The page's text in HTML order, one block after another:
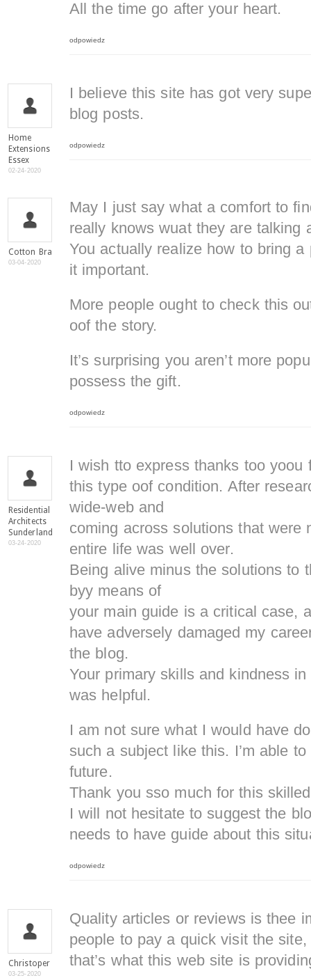
All the time go after your heart.
odpowiedz
Home
Extensions
Essex
02-24-2020
I believe this site has got very
blog posts.
odpowiedz
Cotton Bra
03-04-2020
May I just say what a comfort to
really knows wuat they are talking
You actually realize how to bring
it important.
More people ought to check this
oof the story.
It’s surprising you aren’t more
possess the gift.
odpowiedz
Residential
Architects
Sunderland
03-24-2020
I wish tto express thanks too yoou
this type oof condition. After
wide-web and
coming across solutions that were
entire life was well over.
Being alive minus the solutions to
byy means of
your main guide is a critical case,
have adversely damaged my
the blog.
Your primary skills and kindness
was helpful.
I am not sure what I would have
such a subject like this. I’m able
future.
Thank you sso much for this
I will not hesitate to suggest the
needs to have guide about this
odpowiedz
Christoper
03-25-2020
Quality articles or reviews is thee
people to pay a quick visit the site,
that’s what this web site is